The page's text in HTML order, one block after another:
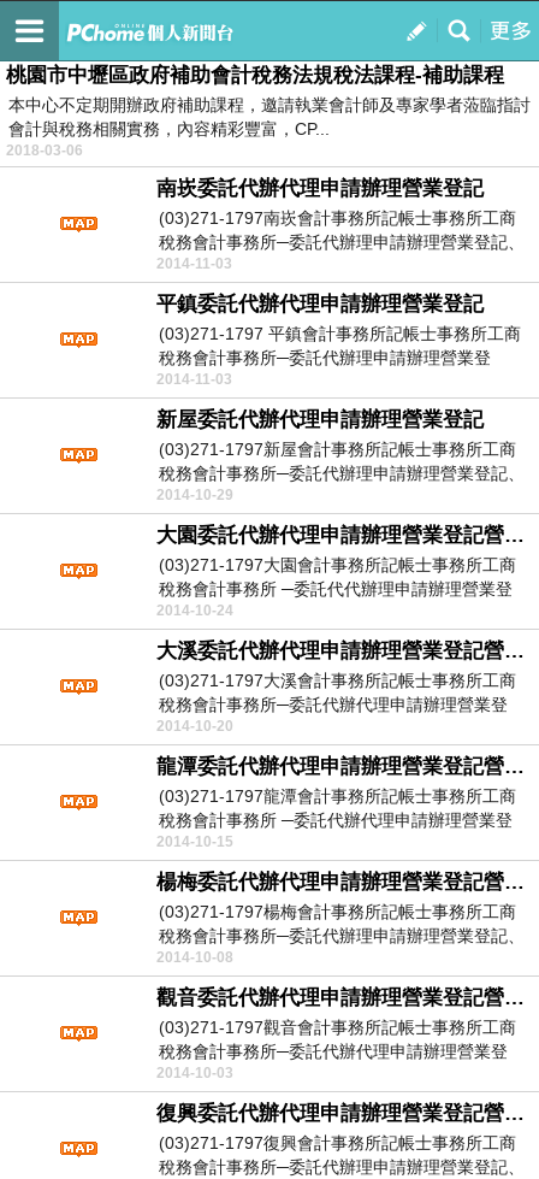
我的
訂閱
楊梅會計事務所記帳士事務所工商稅務會計事務所
桃園市中壢區政府補助會計稅務法規稅法課程-補助課程
本中心不定期開辦政府補助課程，邀請執業會計師及專家學者蒞臨指討
會計與稅務相關實務，內容精彩豐富，CP...
2018-03-06
南崁委託代辦代理申請辦理營業登記
(03)271-1797南崁會計事務所記帳士事務所工商
稅務會計事務所─委託代辦理申請辦理營業登記、
營...
2014-11-03
平鎮委託代辦代理申請辦理營業登記
(03)271-1797 平鎮會計事務所記帳士事務所工商
稅務會計事務所─委託代辦理申請辦理營業登
記、...
2014-11-03
新屋委託代辦代理申請辦理營業登記
(03)271-1797新屋會計事務所記帳士事務所工商
稅務會計事務所─委託代辦理申請辦理營業登記、
營...
2014-10-29
大園委託代辦代理申請辦理營業登記營登代辦代理申請辦理
(03)271-1797大園會計事務所記帳士事務所工商
稅務會計事務所 ─委託代代辦理申請辦理營業登
記...
2014-10-24
大溪委託代辦代理申請辦理營業登記營登代辦代理申請辦理
(03)271-1797大溪會計事務所記帳士事務所工商
稅務會計事務所─委託代辦代理申請辦理營業登
記、...
2014-10-20
龍潭委託代辦代理申請辦理營業登記營登代辦代理申請辦理
(03)271-1797龍潭會計事務所記帳士事務所工商
稅務會計事務所 ─委託代辦代理申請辦理營業登
記...
2014-10-15
楊梅委託代辦代理申請辦理營業登記營登代辦代理申請辦理
(03)271-1797楊梅會計事務所記帳士事務所工商
稅務會計事務所─委託代辦理申請辦理營業登記、
營...
2014-10-08
觀音委託代辦代理申請辦理營業登記營登代辦代理申請辦理
(03)271-1797觀音會計事務所記帳士事務所工商
稅務會計事務所─委託代辦代理申請辦理營業登
記、...
2014-10-03
復興委託代辦代理申請辦理營業登記營登代辦代理申請辦理
(03)271-1797復興會計事務所記帳士事務所工商
稅務會計事務所─委託代辦理申請辦理營業登記、